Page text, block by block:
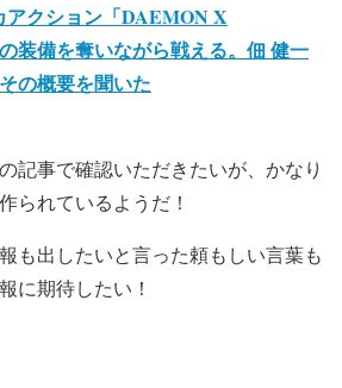
アクション「DAEMON X
装備を奪いながら戦える。佃 健一
の概要を聞いた
記事で確認いただきたいが、かなり
られているようだ！
も出したいと言った頼もしい言葉も
に期待したい！